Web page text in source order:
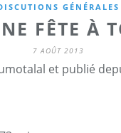
GÉNÉRALES
FÊTE À
7 AOÛT 2013
et publié